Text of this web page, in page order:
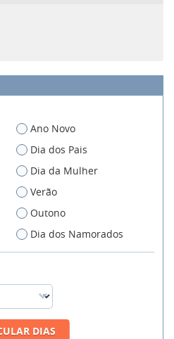
Ano Novo
Dia dos Pais
Dia da Mulher
Verão
Outono
Dia dos Namorados